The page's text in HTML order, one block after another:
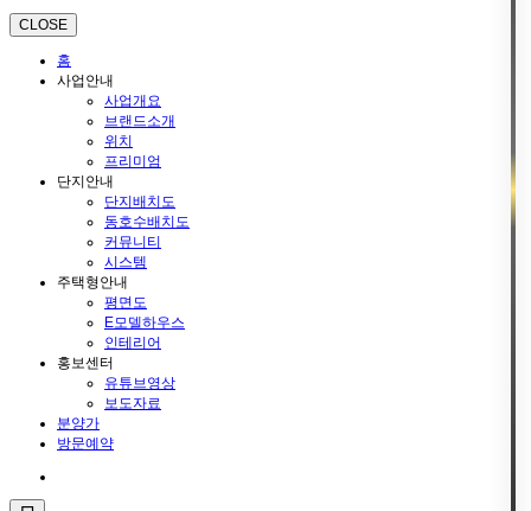
CLOSE
홈
사업안내
사업개요
브랜드소개
위치
프리미엄
단지안내
단지배치도
동호수배치도
커뮤니티
시스템
주택형안내
평면도
E모델하우스
인테리어
홍보센터
유튜브영상
보도자료
분양가
방문예약